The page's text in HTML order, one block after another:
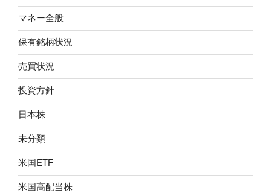
マネー全般
保有銘柄状況
売買状況
投資方針
日本株
未分類
米国ETF
米国高配当株